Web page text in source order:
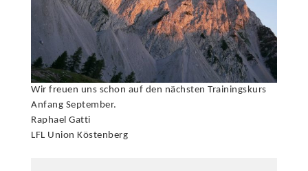
Wir freuen uns schon auf den nächsten Trainingskurs
Anfang September.
Raphael Gatti
LFL Union Köstenberg